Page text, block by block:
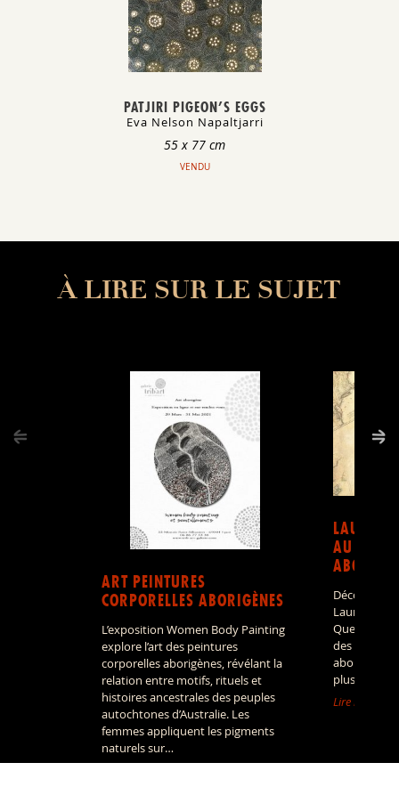
PATJIRI PIGEON’S EGGS
Eva Nelson Napaltjarri
55 x 77 cm
VENDU
À LIRE SUR LE SUJET
ART PEINTURES
CORPORELLES ABORIGÈNES
L’exposition Women Body Painting
explore l’art des peintures
corporelles aborigènes, révélant la
relation entre motifs, rituels et
histoires ancestrales des peuples
autochtones d’Australie. Les
femmes appliquent les pigments
naturels sur…
LAURA
AU
Découvrir
Laura,
des
aborigène
plus
Lire la suite »